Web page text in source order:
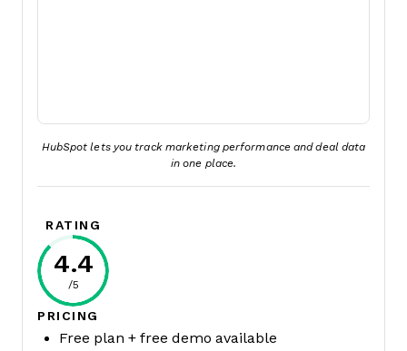
HubSpot lets you track marketing performance and deal data
in one place.
RATING
4.4
/5
PRICING
Free plan + free demo available